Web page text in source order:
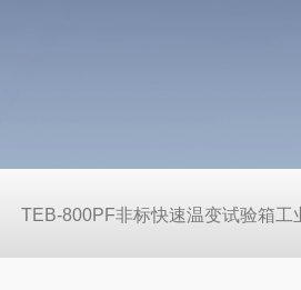
TEB-800PF非标快速温变试验箱工